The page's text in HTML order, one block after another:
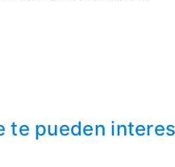
te pueden